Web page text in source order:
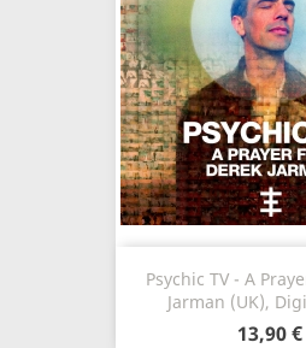
Psychic TV - A
Jarman (UK),
13,90 €